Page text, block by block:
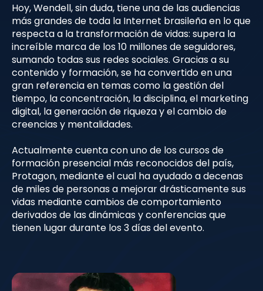
Hoy, Wendell, sin duda, tiene una de las audiencias
más grandes de toda la Internet brasileña en lo que
respecta a la transformación de vidas: supera la
increíble marca de los 10 millones de seguidores,
sumando todas sus redes sociales. Gracias a su
contenido y formación, se ha convertido en una
gran referencia en temas como la gestión del
tiempo, la concentración, la disciplina, el marketing
digital, la generación de riqueza y el cambio de
creencias y mentalidades.
Actualmente cuenta con uno de los cursos de
formación presencial más reconocidos del país,
Protagon, mediante el cual ha ayudado a decenas
de miles de personas a mejorar drásticamente sus
vidas mediante cambios de comportamiento
derivados de las dinámicas y conferencias que
tienen lugar durante los 3 días del evento.